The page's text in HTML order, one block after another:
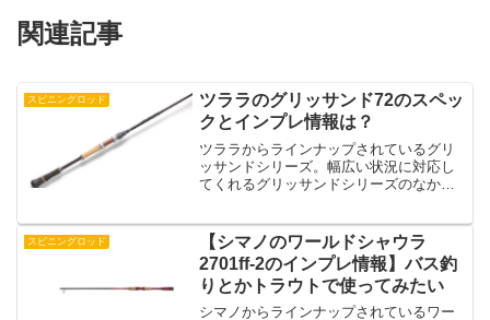
関連記事
スピニングロッド
ツララのグリッサンド72のスペッ
クとインプレ情報は？
ツララからラインナップされているグリ
ッサンドシリーズ。幅広い状況に対応し
てくれるグリッサンドシリーズのなかで
ージによるとグリッサンド72はなんでも
スピニングというこ...
スピニングロッド
【シマノのワールドシャウラ
2701ff-2のインプレ情報】バス釣
りとかトラウトで使ってみたい
シマノからラインナップされているワー